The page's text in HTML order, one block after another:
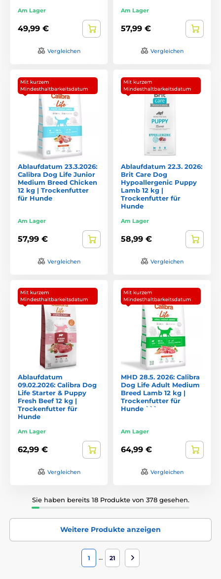
Am Lager
49,99 €
Vergleichen
Am Lager
57,99 €
Vergleichen
Mit kurzem
Mindesthaltbarkeitsdatum
Ablaufdatum 23.3.2026:
Calibra Dog Life Junior
Medium Breed Chicken
12 kg | Trockenfutter
für Hunde
Am Lager
57,99 €
Vergleichen
Mit kurzem
Mindesthaltbarkeitsdatum
Ablaufdatum 22.3. 2026:
Brit Care Dog
Hypoallergenic Puppy
Lamb 12 kg |
Trockenfutter für
Hunde
Am Lager
58,99 €
Vergleichen
Mit kurzem
Mindesthaltbarkeitsdatum
Ablaufdatum
09.02.2026: Calibra Dog
Life Starter & Puppy
Fresh Beef 12 kg |
Trockenfutter für
Hunde
Am Lager
62,99 €
Vergleichen
Mit kurzem
Mindesthaltbarkeitsdatum
MHD 28.5. 2026: Calibra
Dog Life Adult Medium
Breed Lamb 12 kg |
Trockenfutter für
Hunde ```
Am Lager
64,99 €
Vergleichen
Sie haben bereits 18 Produkte von 378 gesehen.
Weitere Produkte anzeigen
1 … 21